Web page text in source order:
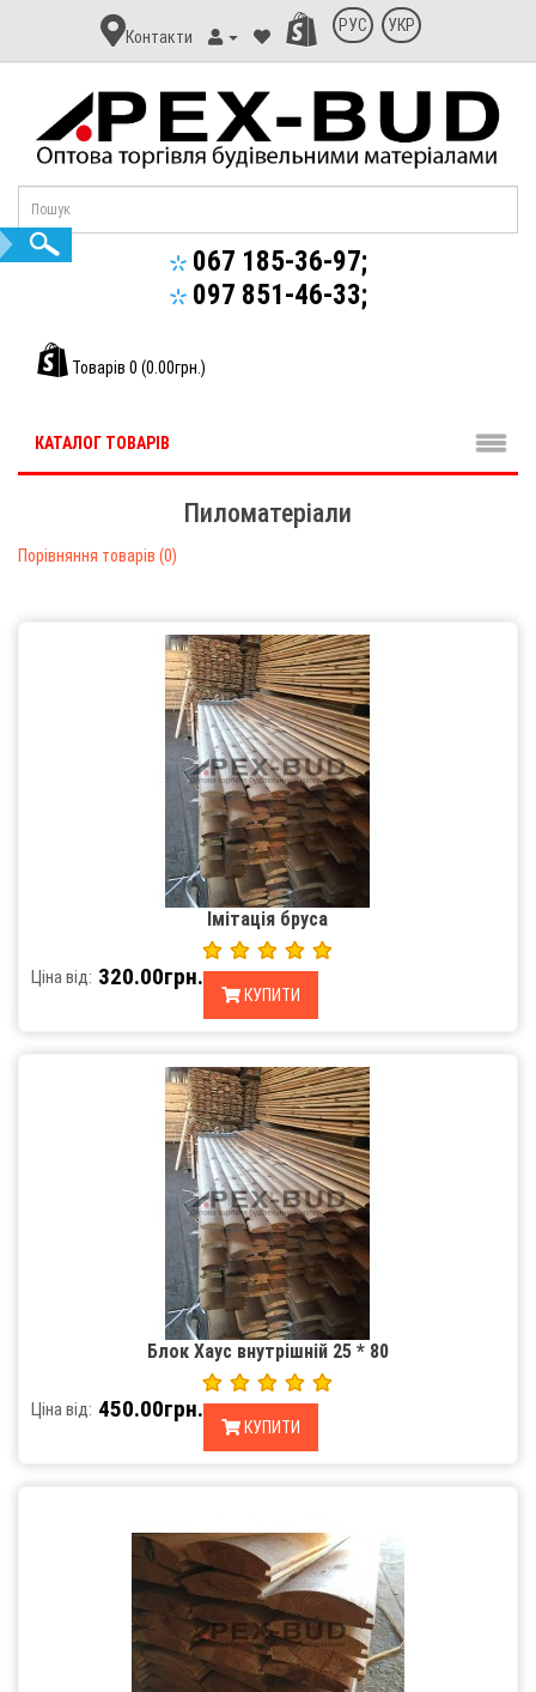
Контакт
Апекс-
Контакти
РУС УКР
067 185-36-97;
097 851-46-33;
Товарів 0 (0.00грн.)
КАТАЛОГ ТОВАРІВ
Пиломатеріали
Порівняння товарів (0)
Імітація бруса
Ціна від: 320.00грн.
КУПИТИ
Блок Хаус внутрішній 25 * 80
Ціна від: 450.00грн.
КУПИТИ